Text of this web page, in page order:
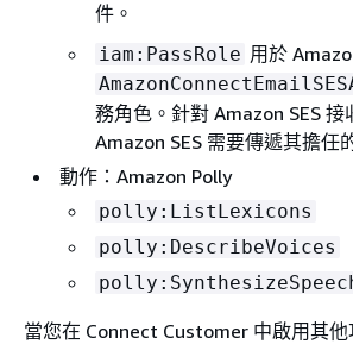
件。
iam:PassRole 用於
務角色。針對 Amazon SES 接
Amazon SES 需要傳遞其擔任
動作：Amazon Polly
polly:ListLexicons
polly:DescribeVoices
當您在 Connect Customer 中啟用其